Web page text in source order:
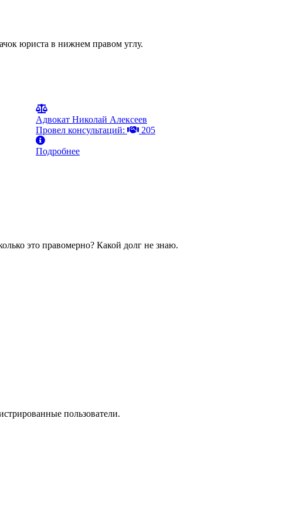
юриста в нижнем правом углу.
Адвокат Николай Алексеев
Провел консультаций:
205
Подробнее
это правомерно? Какой долг не знаю.
пользователи.